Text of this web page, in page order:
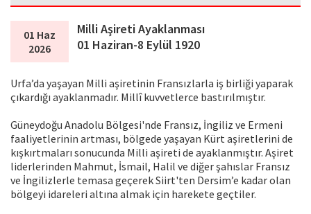
01 Haz
2026
Milli Aşireti Ayaklanması
01 Haziran-8 Eylül 1920
Urfa’da yaşayan Milli aşiretinin Fransızlarla iş birliği yaparak
çıkardığı ayaklanmadır. Millî kuvvetlerce bastırılmıştır.
Güneydoğu Anadolu Bölgesi'nde Fransız, İngiliz ve Ermeni
faaliyetlerinin artması, bölgede yaşayan Kürt aşiretlerini de
kışkırtmaları sonucunda Milli aşireti de ayaklanmıştır. Aşiret
liderlerinden Mahmut, İsmail, Halil ve diğer şahıslar Fransız
ve İngilizlerle temasa geçerek Siirt'ten Dersim’e kadar olan
bölgeyi idareleri altına almak için harekete geçtiler.